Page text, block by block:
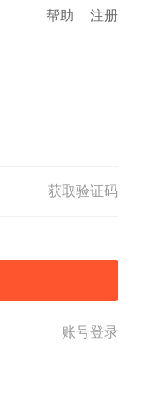
帮助 注册
获取验证码
账号登录